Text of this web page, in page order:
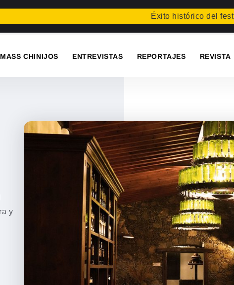
Éxito histórico del festival en
MASS CHINIJOS ENTREVISTAS REPORTAJES REVISTA
y